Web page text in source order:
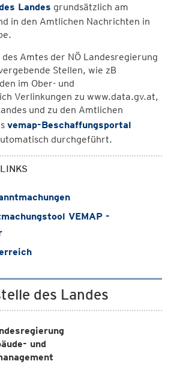
Landes grundsätzlich am
in den Amtlichen Nachrichten in
Amtes der NÖ Landesregierung
Stellen, wie zB
im Ober- und
Verlinkungen zu www.data.gv.at,
und zu den Amtlichen
vemap-Beschaffungsportal
durchgeführt.
VEMAP -
des Landes
und